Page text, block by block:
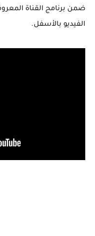
الفيديو بالأسفل.